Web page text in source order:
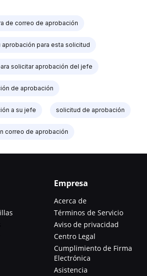
de correo de aprobación
para esta solicitud
solicitar aprobación del jefe
de aprobación
a su jefe solicitud de aprobación
correo de aprobación
Empresa
Acerca de
Términos de Servicio
Aviso de privacidad
Centro Legal
Cumplimiento de Firma
Electrónica
Asistencia